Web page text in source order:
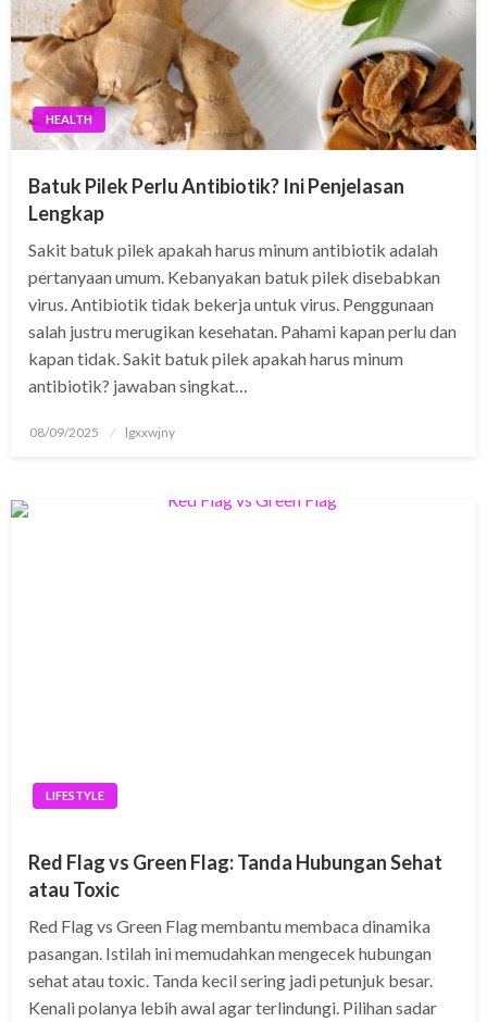
giriş
giriş
HEALTH
Batuk Pilek Perlu Antibiotik? Ini Penjelasan
Lengkap
Sakit batuk pilek apakah harus minum antibiotik adalah
pertanyaan umum. Kebanyakan batuk pilek disebabkan
virus. Antibiotik tidak bekerja untuk virus. Penggunaan
salah justru merugikan kesehatan. Pahami kapan perlu dan
kapan tidak. Sakit batuk pilek apakah harus minum
antibiotik? jawaban singkat…
Posted
08/09/2025 lgxxwjny
LIFESTYLE
Red Flag vs Green Flag: Tanda Hubungan Sehat
atau Toxic
Red Flag vs Green Flag membantu membaca dinamika
pasangan. Istilah ini memudahkan mengecek hubungan
sehat atau toxic. Tanda kecil sering jadi petunjuk besar.
Kenali polanya lebih awal agar terlindungi. Pilihan sadar